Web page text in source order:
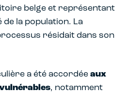
belge et représentant
de la population. La
résidait dans son
a été accordée aux
, notamment